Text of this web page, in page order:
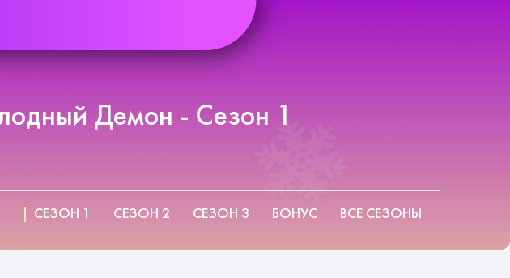
Демон - Сезон 1
СЕЗОН 1 СЕЗОН 2 СЕЗОН 3 БОНУС ВСЕ СЕЗОНЫ